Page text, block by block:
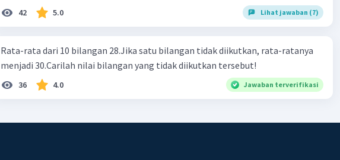
42 5.0 Lihat jawaban (7)
Rata-rata dari 10 bilangan 28.Jika satu bilangan tidak diikutkan, rata-ratanya
menjadi 30.Carilah nilai bilangan yang tidak diikutkan tersebut!
36 4.0 Jawaban terverifikasi